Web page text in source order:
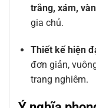
trắng, xám,
gia chủ.
Thiết kế hiện
đơn giản,
trang nghiêm.